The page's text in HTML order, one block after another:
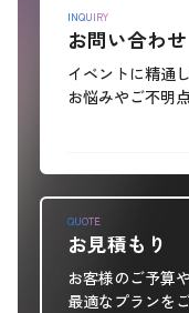
INQUIRY
お問い合わせ
イベントに精通
お悩みやご不明
QUOTE
お見積もり
お客様のご予算
最適なプランを